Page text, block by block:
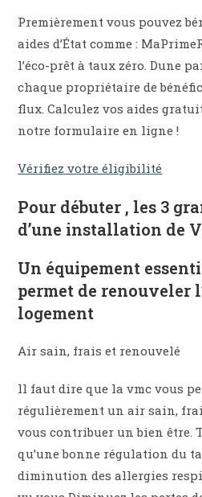
Premièrement vous pouvez
aides d’État comme :
l’éco-prêt à taux zéro. Dune
chaque propriétaire de
flux. Calculez vos aides
notre formulaire en ligne !
Vérifiez votre éligibilité
Pour débuter , les 3
d’une installation de
Un équipement
permet de renouveler
logement
Air sain, frais et renouvelé
ll faut dire que la vmc vous
régulièrement un air sain,
vous contribuer un bien être.
qu’une bonne régulation du
diminution des allergies